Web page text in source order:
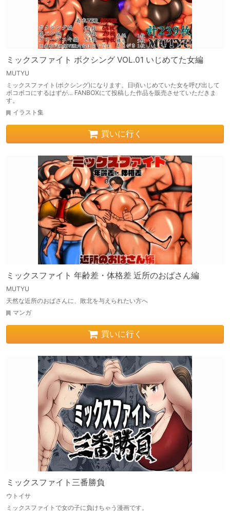
ミックスファイト ボクシング VOL.01 いじめてた女編
MUTYU
ミックスファイト(ボクシング)になります。日頃いじめていた女を呼び出して
ボコボコにするはずが… FANBOXにて投稿した作品を販売させていただきま
す。
イラスト集
買いに行く
ミックスファイト 年齢差・体格差 近所のおばさん編
MUTYU
天然な近所のおばさんに、敗北を与えられたい方へ
マンガ
買いに行く
ミックスファイト三番勝負
ウトイサ
ミックスファイトで女の子に負けちゃう漫画です。